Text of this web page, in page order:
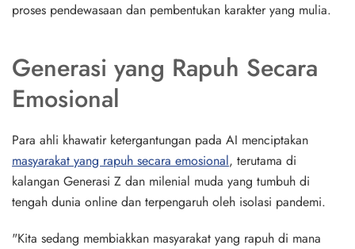
proses pendewasaan dan pembentukan karakter yang mulia.
Generasi yang Rapuh Secara
Emosional
Para ahli khawatir ketergantungan pada AI menciptakan
masyarakat yang rapuh secara emosional, terutama di
kalangan Generasi Z dan milenial muda yang tumbuh di
tengah dunia online dan terpengaruh oleh isolasi pandemi.
"Kita sedang membiakkan masyarakat yang rapuh di mana